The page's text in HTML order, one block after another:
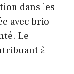
dans les
avec brio
Le
à